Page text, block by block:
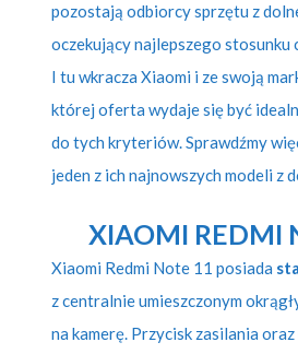
pozostają odbiorcy sprzętu z
oczekujący najlepszego stosunku
I tu wkracza Xiaomi i ze swoją
której oferta wydaje się być
do tych kryteriów. Sprawdźmy
jeden z ich najnowszych modeli z
XIAOMI REDMI
Xiaomi Redmi Note 11 posiada
z centralnie umieszczonym
na kamerę. Przycisk zasilania